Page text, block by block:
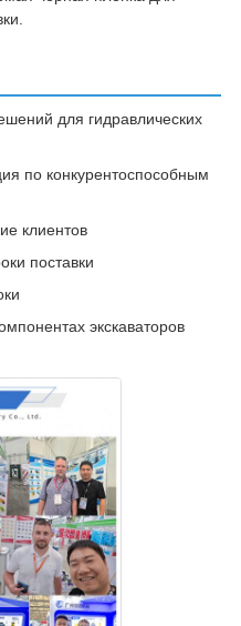
для гидравлических
по конкурентоспособным
клиентов
поставки
экскаваторов